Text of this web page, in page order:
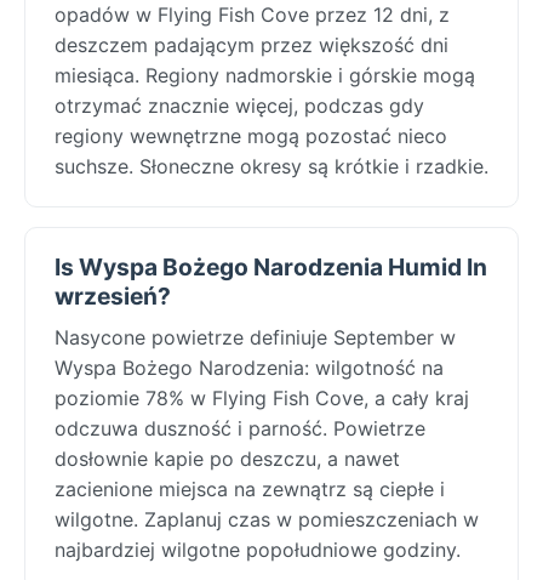
opadów w Flying Fish Cove przez 12 dni, z
deszczem padającym przez większość dni
miesiąca. Regiony nadmorskie i górskie mogą
otrzymać znacznie więcej, podczas gdy
regiony wewnętrzne mogą pozostać nieco
suchsze. Słoneczne okresy są krótkie i rzadkie.
Is Wyspa Bożego Narodzenia Humid In
wrzesień?
Nasycone powietrze definiuje September w
Wyspa Bożego Narodzenia: wilgotność na
poziomie 78% w Flying Fish Cove, a cały kraj
odczuwa duszność i parność. Powietrze
dosłownie kapie po deszczu, a nawet
zacienione miejsca na zewnątrz są ciepłe i
wilgotne. Zaplanuj czas w pomieszczeniach w
najbardziej wilgotne popołudniowe godziny.